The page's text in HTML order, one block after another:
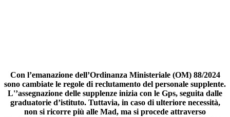
Con l’emanazione dell’Ordinanza Ministeriale (OM) 88/2024
sono cambiate le regole di reclutamento del personale supplente.
L'’assegnazione delle supplenze inizia con le Gps, seguita dalle
graduatorie d’istituto. Tuttavia, in caso di ulteriore necessità,
non si ricorre più alle Mad, ma si procede attraverso